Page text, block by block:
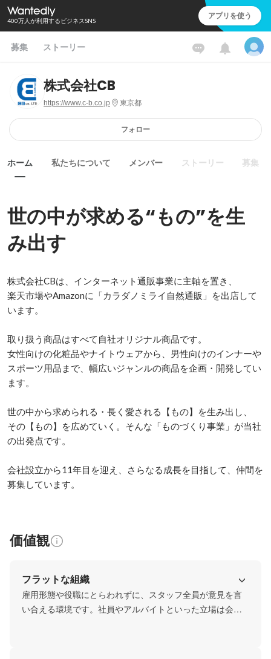
400万人が利用するビジネスSNS アプリを使う
募集 ストーリー
株式会社CB
https://www.c-b.co.jp 東京都
フォロー
ホーム 私たちについて メンバー ストーリー 募集
世の中が求める“もの”を生
み出す
株式会社CBは、インターネット通販事業に主軸を置き、
楽天市場やAmazonに「カラダノミライ自然通販」を出店して
います。
取り扱う商品はすべて自社オリジナル商品です。
女性向けの化粧品やナイトウェアから、男性向けのインナーや
スポーツ用品まで、幅広いジャンルの商品を企画・開発してい
ます。
世の中から求められる・長く愛される【もの】を生み出し、
その【もの】を広めていく。そんな「ものづくり事業」が当社
の出発点です。
会社設立から11年目を迎え、さらなる成長を目指して、仲間を
募集しています。
価値観
フラットな組織
雇用形態や役職にとらわれずに、スタッフ全員が意見を言
い合える環境です。社員やアルバイトといった立場は会社